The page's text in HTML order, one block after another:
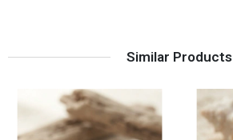
Similar Products